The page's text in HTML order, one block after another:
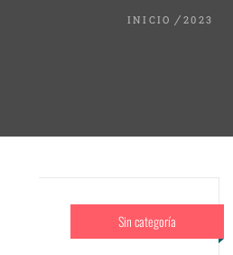
INICIO 2023
Sin categoría